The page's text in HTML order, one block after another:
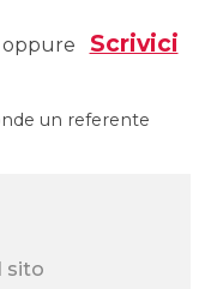
oppure Scrivici
un referente
sito